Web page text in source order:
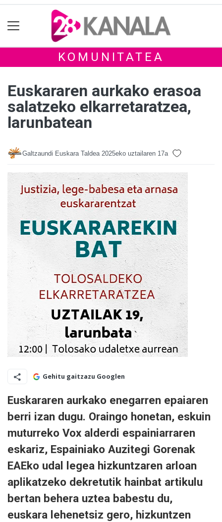
KOMUNITATEA
Euskararen aurkako erasoa
salatzeko elkarretaratzea,
larunbatean
Galtzaundi Euskara Taldea 2025eko uztailaren 17a
Gehitu gaitzazu Googlen
Euskararen aurkako enegarren epaiaren
berri izan dugu. Oraingo honetan, eskuin
muturreko Vox alderdi espainiarraren
eskariz, Espainiako Auzitegi Gorenak
EAEko udal legea hizkuntzaren arloan
aplikatzeko dekretutik hainbat artikulu
bertan behera uztea babestu du,
euskara lehenetsiz gero, hizkuntzen